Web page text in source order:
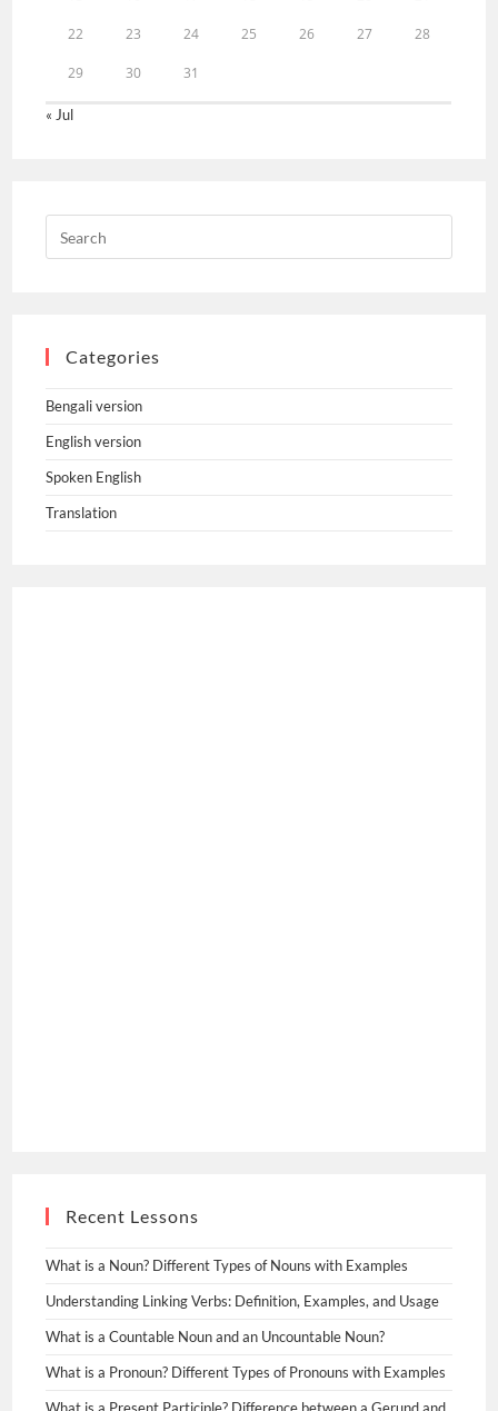
22 23 24 25 26 27 28
29 30 31
« Jul
Categories
Bengali version
English version
Spoken English
Translation
Recent Lessons
What is a Noun? Different Types of Nouns with Examples
Understanding Linking Verbs: Definition, Examples, and Usage
What is a Countable Noun and an Uncountable Noun?
What is a Pronoun? Different Types of Pronouns with Examples